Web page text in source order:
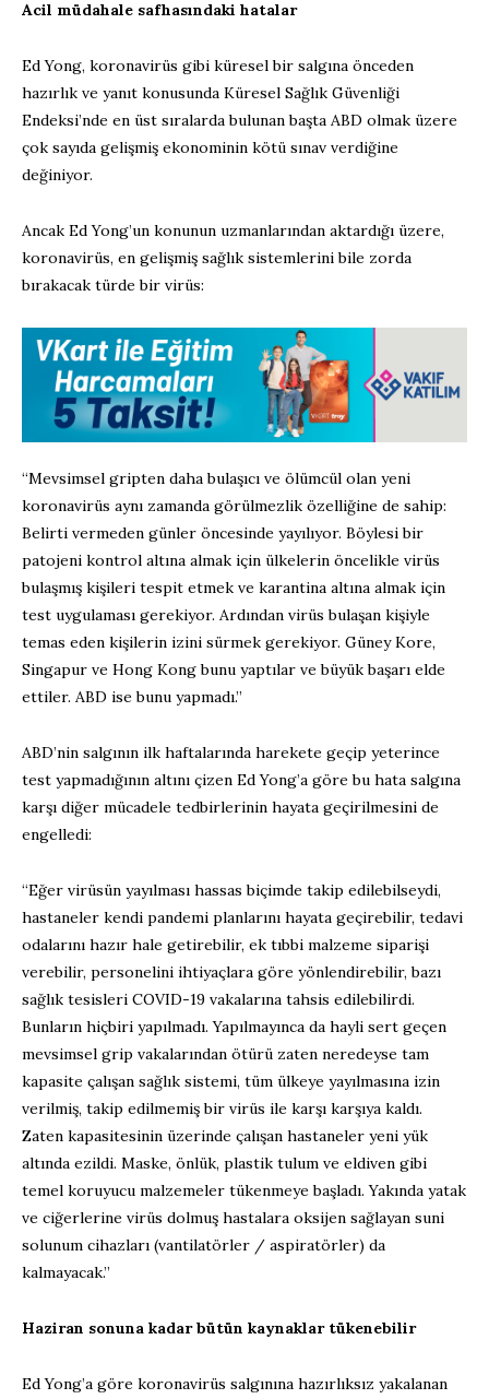
Acil müdahale safhasındaki hatalar
Ed Yong, koronavirüs gibi küresel bir salgına önceden
hazırlık ve yanıt konusunda Küresel Sağlık Güvenliği
Endeksi’nde en üst sıralarda bulunan başta ABD olmak üzere
çok sayıda gelişmiş ekonominin kötü sınav verdiğine
değiniyor.
Ancak Ed Yong’un konunun uzmanlarından aktardığı üzere,
koronavirüs, en gelişmiş sağlık sistemlerini bile zorda
bırakacak türde bir virüs:
“Mevsimsel gripten daha bulaşıcı ve ölümcül olan yeni
koronavirüs aynı zamanda görülmezlik özelliğine de sahip:
Belirti vermeden günler öncesinde yayılıyor. Böylesi bir
patojeni kontrol altına almak için ülkelerin öncelikle virüs
bulaşmış kişileri tespit etmek ve karantina altına almak için
test uygulaması gerekiyor. Ardından virüs bulaşan kişiyle
temas eden kişilerin izini sürmek gerekiyor. Güney Kore,
Singapur ve Hong Kong bunu yaptılar ve büyük başarı elde
ettiler. ABD ise bunu yapmadı.”
ABD’nin salgının ilk haftalarında harekete geçip yeterince
test yapmadığının altını çizen Ed Yong’a göre bu hata salgına
karşı diğer mücadele tedbirlerinin hayata geçirilmesini de
engelledi:
“Eğer virüsün yayılması hassas biçimde takip edilebilseydi,
hastaneler kendi pandemi planlarını hayata geçirebilir, tedavi
odalarını hazır hale getirebilir, ek tıbbi malzeme siparişi
verebilir, personelini ihtiyaçlara göre yönlendirebilir, bazı
sağlık tesisleri COVID-19 vakalarına tahsis edilebilirdi.
Bunların hiçbiri yapılmadı. Yapılmayınca da hayli sert geçen
mevsimsel grip vakalarından ötürü zaten neredeyse tam
kapasite çalışan sağlık sistemi, tüm ülkeye yayılmasına izin
verilmiş, takip edilmemiş bir virüs ile karşı karşıya kaldı.
Zaten kapasitesinin üzerinde çalışan hastaneler yeni yük
altında ezildi. Maske, önlük, plastik tulum ve eldiven gibi
temel koruyucu malzemeler tükenmeye başladı. Yakında yatak
ve ciğerlerine virüs dolmuş hastalara oksijen sağlayan suni
solunum cihazları (vantilatörler / aspiratörler) da
kalmayacak.”
Haziran sonuna kadar bütün kaynaklar tükenebilir
Ed Yong’a göre koronavirüs salgınına hazırlıksız yakalanan